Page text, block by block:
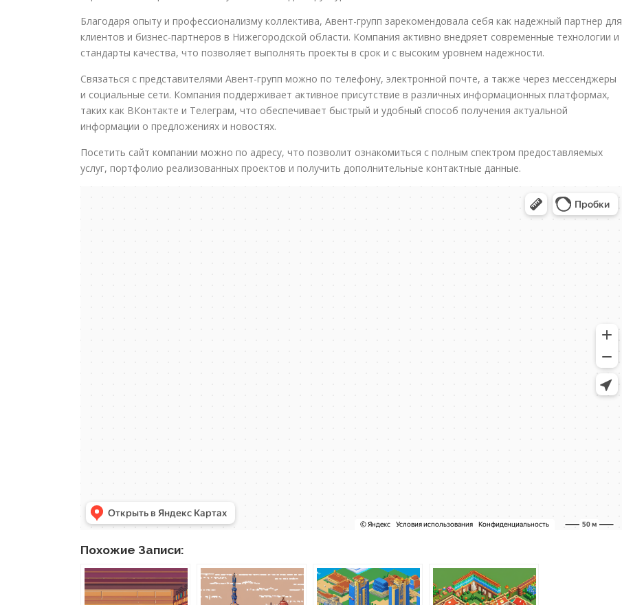
Благодаря опыту и профессионализму коллектива, Авент-групп зарекомендовала себя как надежный партнер для
клиентов и бизнес-партнеров в Нижегородской области. Компания активно внедряет современные технологии и
стандарты качества, что позволяет выполнять проекты в срок и с высоким уровнем надежности.
Связаться с представителями Авент-групп можно по телефону, электронной почте, а также через мессенджеры
и социальные сети. Компания поддерживает активное присутствие в различных информационных платформах,
таких как ВКонтакте и Телеграм, что обеспечивает быстрый и удобный способ получения актуальной
информации о предложениях и новостях.
Посетить сайт компании можно по адресу, что позволит ознакомиться с полным спектром предоставляемых
услуг, портфолио реализованных проектов и получить дополнительные контактные данные.
Похожие Записи: